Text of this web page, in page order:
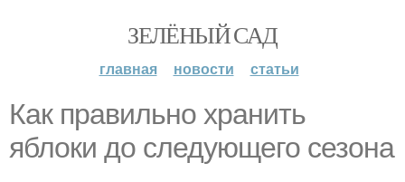
ЗЕЛЁНЫЙ САД
главная новости статьи
Как правильно хранить
яблоки до следующего сезона